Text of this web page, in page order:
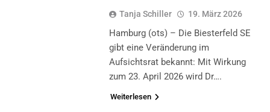
Tanja Schiller 19. März 2026
Hamburg (ots) – Die Biesterfeld SE
gibt eine Veränderung im
Aufsichtsrat bekannt: Mit Wirkung
zum 23. April 2026 wird Dr….
Weiterlesen